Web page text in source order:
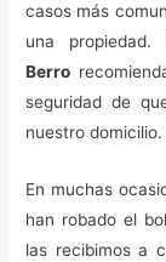
casos más
una
Berro
seguridad de
nuestro domicilio.
En muchas
han robado el
las recibimos a